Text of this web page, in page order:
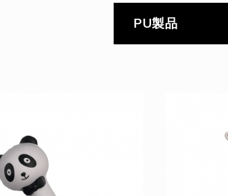
PU製品